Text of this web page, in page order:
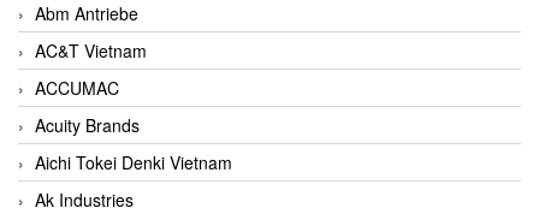
Abm Antriebe
AC&T Vietnam
ACCUMAC
Acuity Brands
Aichi Tokei Denki Vietnam
Ak Industries